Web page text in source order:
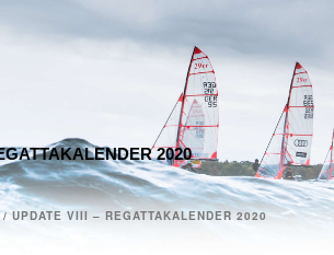
2020
UPDATE VIII – REGATTAKALENDER 2020